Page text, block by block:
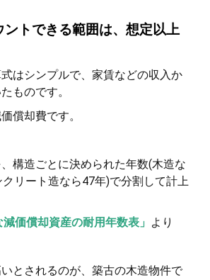
ントできる範囲は、想定以上
はシンプルで、家賃などの収入か
ものです。
償却費です。
構造ごとに決められた年数(木造な
リート造なら47年)で分割して計上
価償却資産の耐用年数表」 より
とされるのが、築古の木造物件で